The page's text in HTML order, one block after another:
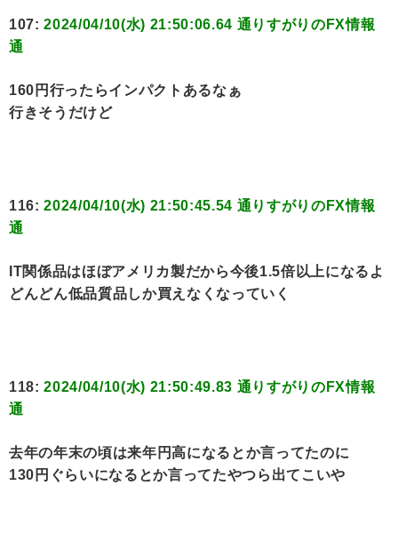
107:2024/04/10(水) 21:50:06.64 通りすがりのFX情報
通
160円行ったらインパクトあるなぁ
行きそうだけど
116:2024/04/10(水) 21:50:45.54 通りすがりのFX情報
通
IT関係品はほぼアメリカ製だから今後1.5倍以上になるよ
どんどん低品質品しか買えなくなっていく
118:2024/04/10(水) 21:50:49.83 通りすがりのFX情報
通
去年の年末の頃は来年円高になるとか言ってたのに
130円ぐらいになるとか言ってたやつら出てこいや